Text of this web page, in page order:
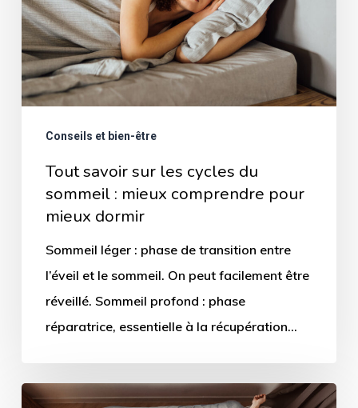
cycles
du
sommeil
comprendre
pour
mieux
dormir
Conseils et bien-être
Tout savoir sur les cycles du
sommeil : mieux comprendre pour
mieux dormir
Sommeil léger : phase de transition entre
l’éveil et le sommeil. On peut facilement être
réveillé. Sommeil profond : phase
réparatrice, essentielle à la récupération…
Comment